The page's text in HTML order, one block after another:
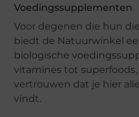
Voedingssupplementen
Voor degenen die hun
biedt de Natuurwinkel
biologische
vitamines tot
vertrouwen dat je hier
vindt.